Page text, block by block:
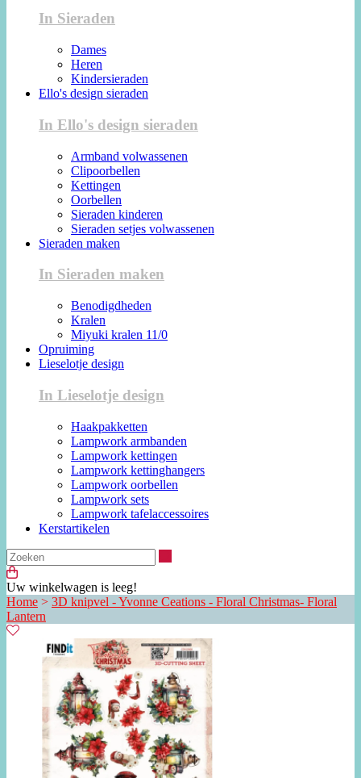
In Sieraden
Dames
Heren
Kindersieraden
Ello's design sieraden
In Ello's design sieraden
Armband volwassenen
Clipoorbellen
Kettingen
Oorbellen
Sieraden kinderen
Sieraden setjes volwassenen
Sieraden maken
In Sieraden maken
Benodigdheden
Kralen
Miyuki kralen 11/0
Opruiming
Lieselotje design
In Lieselotje design
Haakpakketten
Lampwork armbanden
Lampwork kettingen
Lampwork kettinghangers
Lampwork oorbellen
Lampwork sets
Lampwork tafelaccessoires
Kerstartikelen
Uw winkelwagen is leeg!
Home > 3D knipvel - Yvonne Ceations - Floral Christmas- Floral
Lantern